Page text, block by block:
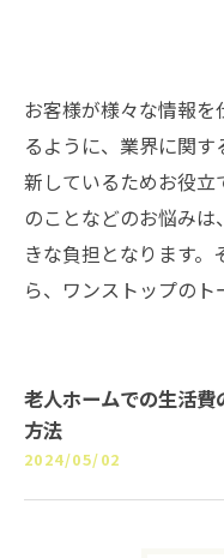
お客様が様々な情報
るように、業界に関
新しているためお役
のことなどのお悩み
きな負担となります
ら、ワンストップのト
老人ホームでの生活費
方法
2024/05/02